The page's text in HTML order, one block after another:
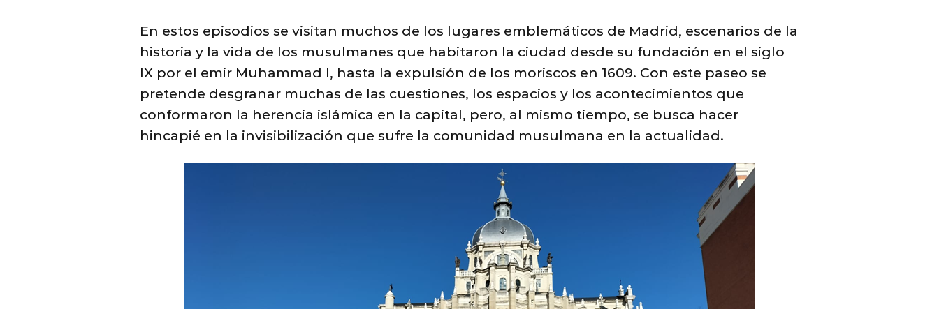
En estos episodios se visitan muchos de los lugares emblemáticos de Madrid, escenarios de la
historia y la vida de los musulmanes que habitaron la ciudad desde su fundación en el siglo
IX por el emir Muhammad I, hasta la expulsión de los moriscos en 1609. Con este paseo se
pretende desgranar muchas de las cuestiones, los espacios y los acontecimientos que
conformaron la herencia islámica en la capital, pero, al mismo tiempo, se busca hacer
hincapié en la invisibilización que sufre la comunidad musulmana en la actualidad.